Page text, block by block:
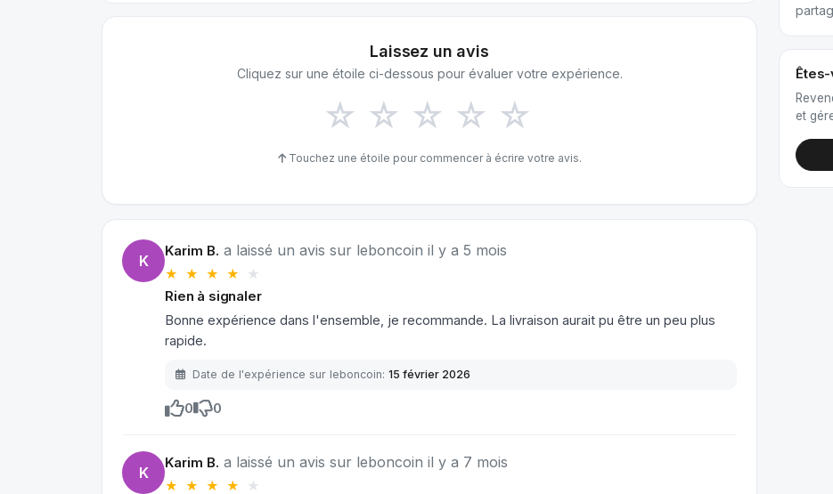
Laissez un avis
Cliquez sur une étoile ci-dessous pour évaluer votre expérience.
☆ ☆ ☆ ☆ ☆
Touchez une étoile pour commencer à écrire votre avis.
K
Karim B. a laissé un avis sur leboncoin il y a 5 mois
★ ★ ★ ★ ★
Rien à signaler
Bonne expérience dans l'ensemble, je recommande. La livraison aurait pu être un peu plus
rapide.
Date de l'expérience sur leboncoin: 15 février 2026
0 0
K
Karim B. a laissé un avis sur leboncoin il y a 7 mois
★ ★ ★ ★ ★
et